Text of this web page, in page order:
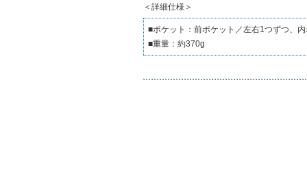
＜詳細仕様＞
■ポケット：前ポケット／左右1つずつ、
■重量：約370g